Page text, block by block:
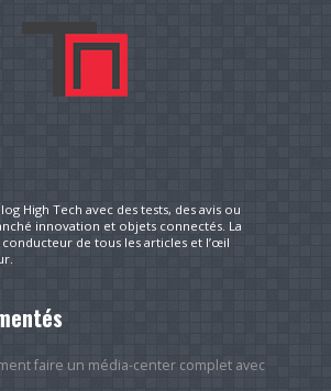
High Tech avec des tests, des avis ou
innovation et objets connectés. La
de tous les articles et l’œil
faire un média-center complet avec